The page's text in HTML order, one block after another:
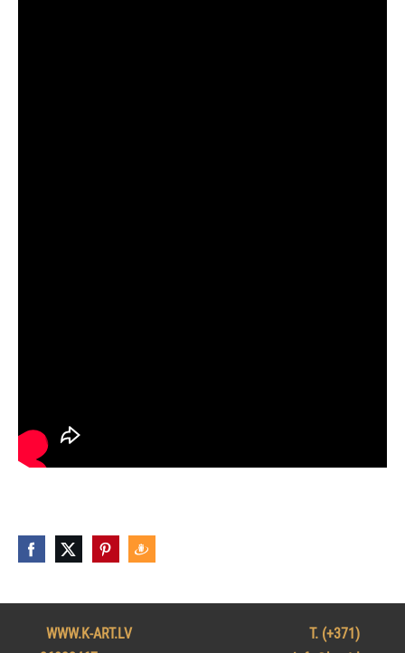
WWW.K-ART.LV T. (+371)